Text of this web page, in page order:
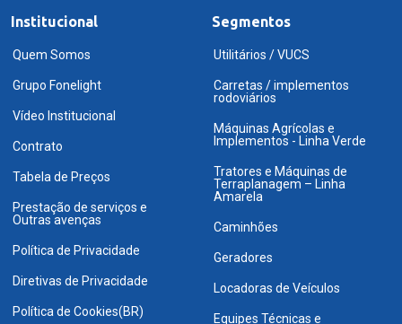
Institucional
Quem Somos
Grupo Fonelight
Vídeo Institucional
Contrato
Tabela de Preços
Prestação de serviços e
Outras avenças
Política de Privacidade
Diretivas de Privacidade
Política de Cookies(BR)
Segmentos
Utilitários / VUCS
Carretas / implementos
rodoviários
Máquinas Agrícolas e
Implementos - Linha Verde
Tratores e Máquinas de
Terraplanagem – Linha
Amarela
Caminhões
Geradores
Locadoras de Veículos
Equipes Técnicas e